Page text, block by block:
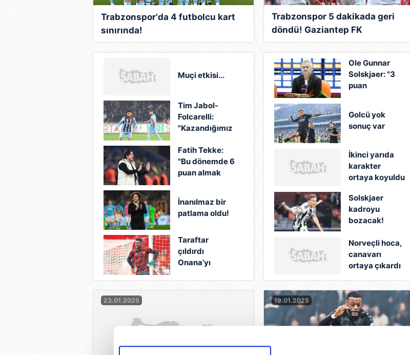
Trabzonspor'da 4 futbolcu kart
sınırında!
Trabzonspor 5 dakikada geri
döndü! Gaziantep FK
deplasmanında golcüler sırtladı
Muçi etkisi...
Tim Jabol-
Folcarelli:
"Kazandığımız
önemliydi"
Fatih Tekke:
"Bu dönemde 6
puan almak
İnanılmaz bir
patlama oldu!
Taraftar
çıldırdı
Onana’yı
Ole Gunnar
Solskjaer: "3
puan
Golcü yok
sonuç var
İkinci yarıda
karakter
ortaya koyuldu
Solskjaer
kadroyu
bozacak!
Norveçli hoca,
canavarı
ortaya çıkardı
23.01.2025 19.01.2025